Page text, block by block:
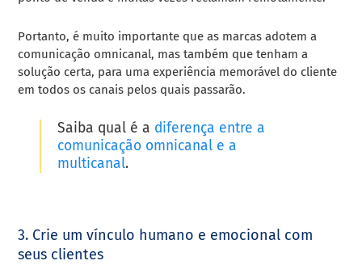
Portanto, é muito importante que as marcas adotem a
comunicação omnicanal, mas também que tenham a
solução certa, para uma experiência memorável do cliente
em todos os canais pelos quais passarão.
Saiba qual é a diferença entre a
comunicação omnicanal e a
multicanal.
3. Crie um vínculo humano e emocional com
seus clientes